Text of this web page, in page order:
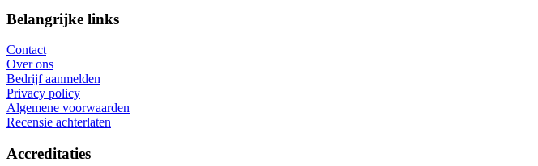
Belangrijke links
Contact
Over ons
Bedrijf aanmelden
Privacy policy
Algemene voorwaarden
Recensie achterlaten
Accreditaties